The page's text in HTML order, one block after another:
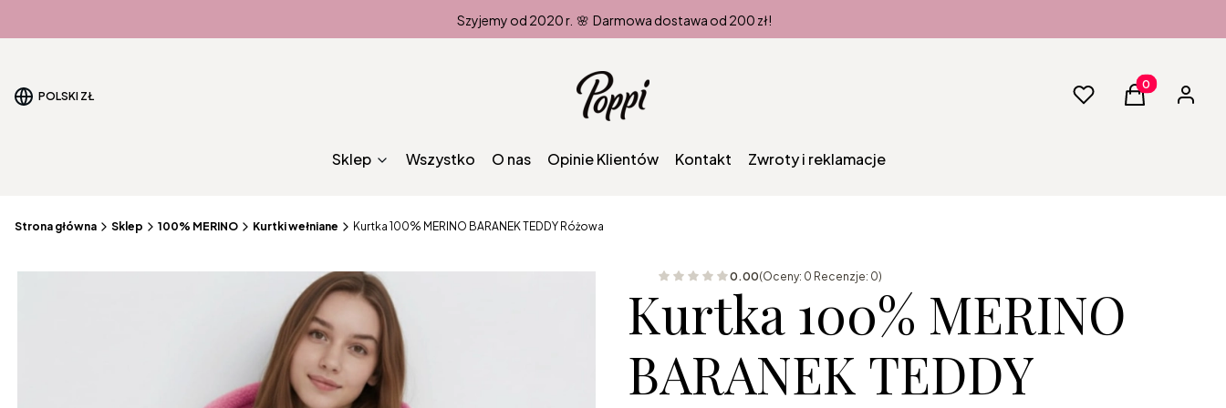
Szyjemy od 2020 r. 🌸 Darmowa dostawa od 200 zł!
POLSKI ZŁ UlubioneProdukty w
Koszyk
Sklep Wszystko O nas Opinie Klientów Kontakt Zwroty i reklamacje
Strona główna Sklep 100% MERINO Kurtki wełniane Kurtka 100% MERINO BARANEK TEDDY Różowa
0.00(Oceny: 0 Recenzje: 0)
Kurtka 100% MERINO
BARANEK TEDDY